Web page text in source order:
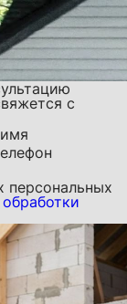
с
персональных